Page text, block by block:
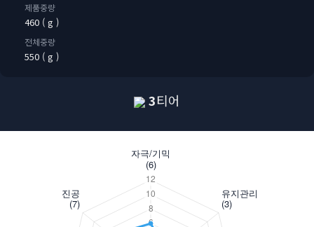
제품중량
460 ( g )
전체중량
550 ( g )
3티어